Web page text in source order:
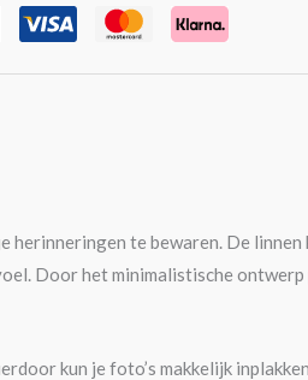
herinneringen te bewaren. De linnen
Door het minimalistische ontwerp
kun je foto’s makkelijk inplakken